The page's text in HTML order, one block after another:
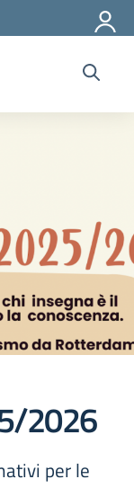
2026
per le